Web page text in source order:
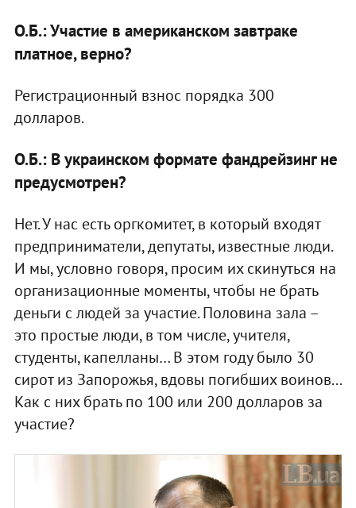
О.Б.: Участие в американском завтраке
платное, верно?
Регистрационный взнос порядка 300
долларов.
О.Б.: В украинском формате фандрейзинг не
предусмотрен?
Нет. У нас есть оргкомитет, в который входят
предприниматели, депутаты, известные люди.
И мы, условно говоря, просим их скинуться на
организационные моменты, чтобы не брать
деньги с людей за участие. Половина зала –
это простые люди, в том числе, учителя,
студенты, капелланы… В этом году было 30
сирот из Запорожья, вдовы погибших воинов...
Как с них брать по 100 или 200 долларов за
участие?